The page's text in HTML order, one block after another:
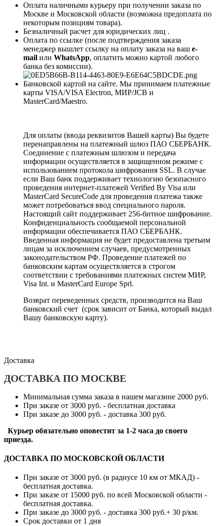
Оплата наличными курьеру при получении заказа по
Москве и Московской области (возможна предоплата по
некоторым позициям товара).
Безналичный расчет для юридических лиц .
Оплата по ссылке (после подтверждения заказа
менеджер вышлет ссылку на оплату заказа на ваш e-
mail или WhatsApp, оплатить можно картой любого
банка без комиссии).
Банковской картой на сайте. Мы принимаем платежные
карты VISA/VISA Electron, МИР/JCB и
MasterCard/Maestro.
Для оплаты (ввода реквизитов Вашей карты) Вы будете
перенаправлены на платежный шлюз ПАО СБЕРБАНК.
Соединение с платежным шлюзом и передача
информации осуществляется в защищенном режиме с
использованием протокола шифрования SSL. В случае
если Ваш банк поддерживает технологию безопасного
проведения интернет-платежей Verified By Visa или
MasterCard SecureCode для проведения платежа также
может потребоваться ввод специального пароля.
Настоящий сайт поддерживает 256-битное шифрование.
Конфиденциальность сообщаемой персональной
информации обеспечивается ПАО СБЕРБАНК.
Введенная информация не будет предоставлена третьим
лицам за исключением случаев, предусмотренных
законодательством РФ. Проведение платежей по
банковским картам осуществляется в строгом
соответствии с требованиями платежных систем МИР,
Visa Int. и MasterCard Europe Sprl.
Возврат переведенных средств, производится на Ваш
банковский счет (срок зависит от Банка, который выдал
Вашу банковскую карту).
Доставка
ДОСТАВКА ПО МОСКВЕ
Минимальная сумма заказа в нашем магазине 2000 руб.
При заказе от 3000 руб. - бесплатная доставка
При заказе до 3000 руб. - доставка 300 руб.
Курьер обязательно оповестит за 1-2 часа до своего
приезда.
ДОСТАВКА ПО МОСКОВСКОЙ ОБЛАСТИ
При заказе от 3000 руб. (в радиусе 10 км от МКАД) -
бесплатная доставка.
При заказе от 15000 руб. по всей Московской области -
бесплатная доставка.
При заказе до 3000 руб. - доставка 300 руб.+ 30 р/км.
Срок доставки от 1 дня